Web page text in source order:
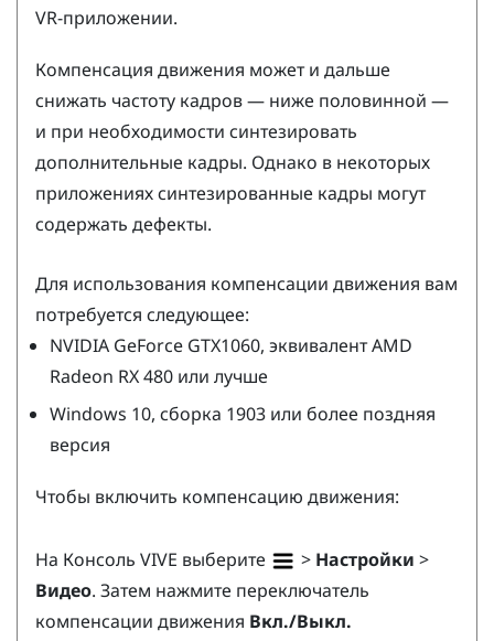
VR-приложении.
Компенсация движения может и дальше
снижать частоту кадров — ниже половинной —
и при необходимости синтезировать
дополнительные кадры. Однако в некоторых
приложениях синтезированные кадры могут
содержать дефекты.
Для использования компенсации движения вам
потребуется следующее:
NVIDIA GeForceGTX1060, эквивалентAMD
Radeon RX 480 или лучше
Windows 10, сборка 1903 или более поздняя
версия
Чтобы включить компенсацию движения:
На Консоль VIVE выберите > Настройки >
Видео. Затем нажмите переключатель
компенсации движения Вкл./Выкл.